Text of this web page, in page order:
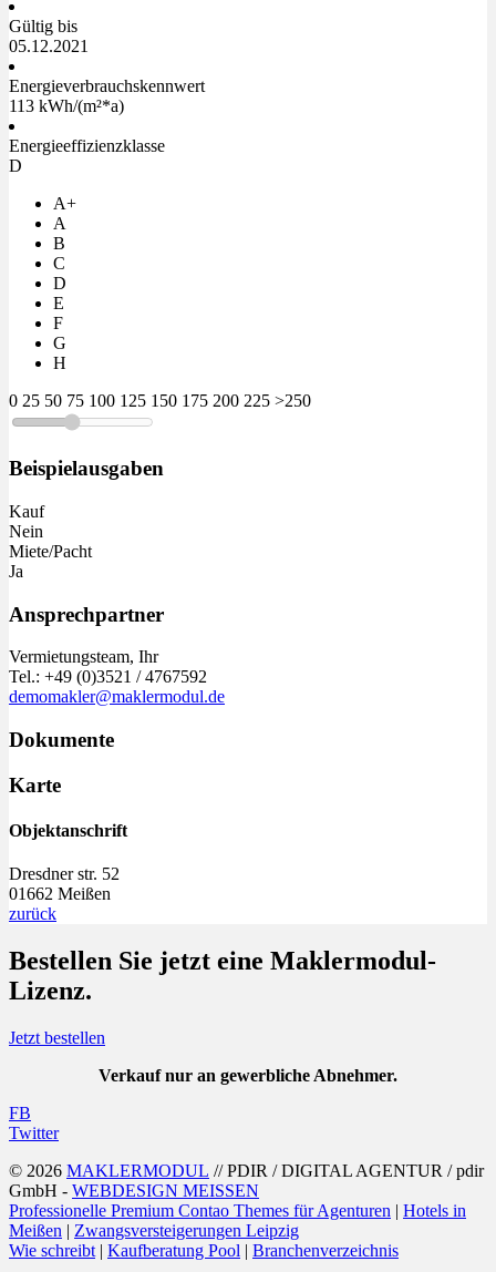
Gültig bis
05.12.2021
Energieverbrauchskennwert
113 kWh/(m²*a)
Energieeffizienzklasse
D
A+
A
B
C
D
E
F
G
H
0 25 50 75 100 125 150 175 200 225 >250
Beispielausgaben
Kauf
Nein
Miete/Pacht
Ja
Ansprechpartner
Vermietungsteam, Ihr
Tel.: +49 (0)3521 / 4767592
demomakler@maklermodul.de
Dokumente
Karte
Objektanschrift
Dresdner str. 52
01662 Meißen
zurück
Bestellen Sie jetzt eine Maklermodul-
Lizenz.
Jetzt bestellen
Verkauf nur an gewerbliche Abnehmer.
FB
Twitter
© 2026 MAKLERMODUL // PDIR / DIGITAL AGENTUR / pdir
GmbH - WEBDESIGN MEISSEN
Professionelle Premium Contao Themes für Agenturen | Hotels in
Meißen | Zwangsversteigerungen Leipzig
Wie schreibt | Kaufberatung Pool | Branchenverzeichnis